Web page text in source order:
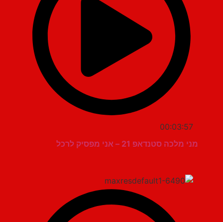
00:03:57
מני מלכה סטנדאפ 21 – אני מפסיק לרכל